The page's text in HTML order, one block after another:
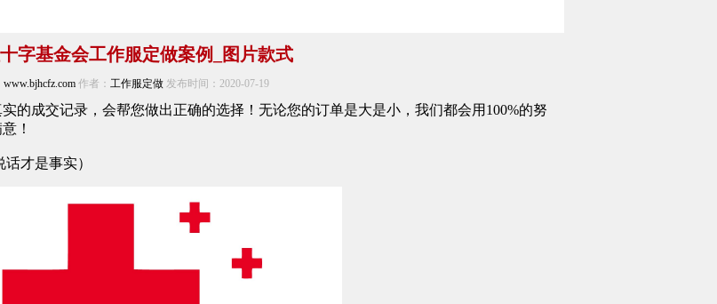
字基金会工作服定做案例_图片款式
www.bjhcfz.com作者： 工作服定做发布时间：2020-07-19
的成交记录，会帮您做出正确的选择！无论您的订单是大是小，我们都会用100%的努
意！
才是事实）